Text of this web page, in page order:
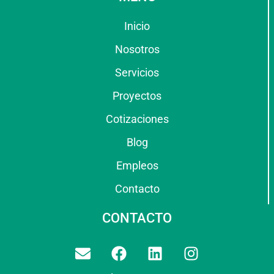
Inicio
Nosotros
Servicios
Proyectos
Cotizaciones
Blog
Empleos
Contacto
CONTACTO